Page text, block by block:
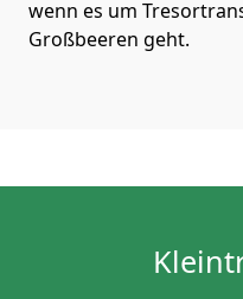
wenn es um
Großbeeren geht.